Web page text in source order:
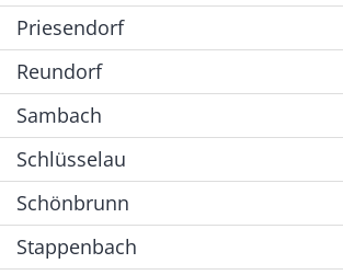
Priesendorf
Reundorf
Sambach
Schlüsselau
Schönbrunn
Stappenbach